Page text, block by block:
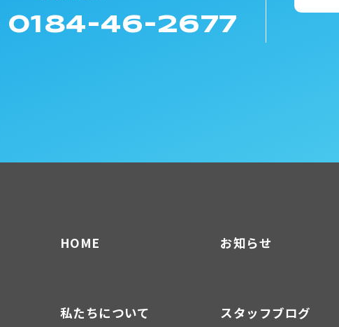
0184-46-2677
HOME
私たちについて
お知らせ
スタッフブログ